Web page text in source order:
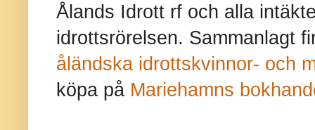
Ålands Idrott rf och alla
idrottsrörelsen. Sammanlagt
åländska idrottskvinnor- och
köpa på Mariehamns